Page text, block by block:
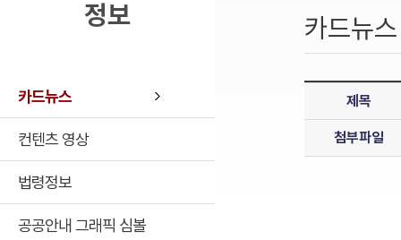
카드뉴스
제목
첨부파일
정보
카드뉴스
컨텐츠 영상
법령정보
공공안내 그래픽 심볼